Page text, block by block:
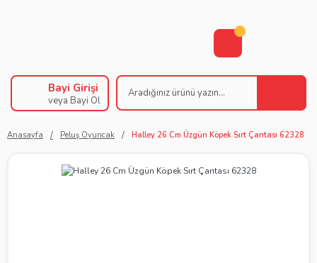
Bayi Girişi
veya Bayi Ol
Anasayfa Peluş Oyuncak Halley 26 Cm Üzgün Köpek Sırt Çantası 62328